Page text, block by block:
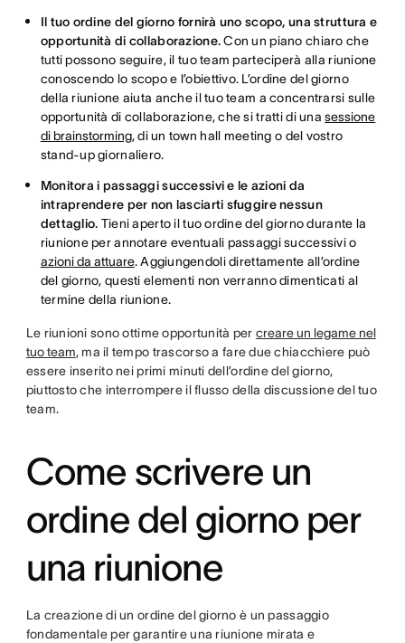
Il tuo ordine del giorno fornirà uno scopo, una struttura e
opportunità di collaborazione.Con un piano chiaro che
tutti possono seguire, il tuo team parteciperà alla riunione
conoscendo lo scopo e l’obiettivo. L’ordine del giorno
della riunione aiuta anche il tuo team a concentrarsi sulle
opportunità di collaborazione, che si tratti di unasessione
di brainstorming, di un town hall meeting o del vostro
stand-up giornaliero.
Monitora i passaggi successivi e le azioni da
intraprendere per non lasciarti sfuggire nessun
dettaglio. Tieni aperto il tuo ordine del giorno durante la
riunione per annotare eventuali passaggi successivi o
azioni da attuare. Aggiungendoli direttamente all’ordine
del giorno, questi elementi non verranno dimenticati al
termine della riunione.
Le riunioni sono ottime opportunità per creare un legame nel
tuo team, ma il tempo trascorso a fare due chiacchiere può
essere inserito nei primi minuti dell’ordine del giorno,
piuttosto che interrompere il flusso della discussione del tuo
team.
Come scrivere un
ordine del giorno per
una riunione
La creazione di un ordine del giorno è un passaggio
fondamentale per garantire una riunione mirata e